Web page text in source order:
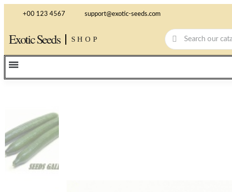
+00 123 4567 support@exotic-seeds.com
Exotic Seeds SHOP